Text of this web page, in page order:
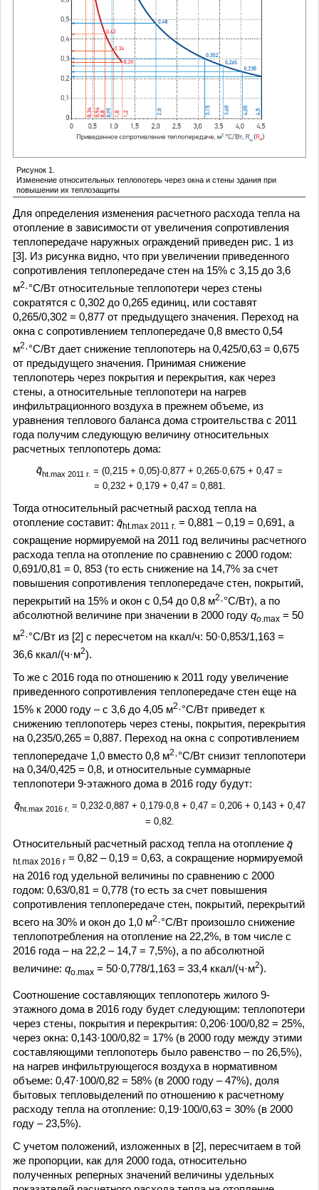
Рисунок 1.
Изменение относительных теплопотерь через окна и стены здания при
повышении их теплозащиты
Для определения изменения расчетного расхода тепла на
отопление в зависимости от увеличения сопротивления
теплопередаче наружных ограждений приведен рис. 1 из
[3]. Из рисунка видно, что при увеличении приведенного
сопротивления теплопередаче стен на 15% с 3,15 до 3,6
м2·°C/Вт относительные теплопотери через стены
сократятся с 0,302 до 0,265 единиц, или составят
0,265/0,302 = 0,877 от предыдущего значения. Переход на
окна с сопротивлением теплопередаче 0,8 вместо 0,54
м2·°C/Вт дает снижение теплопотерь на 0,425/0,63 = 0,675
от предыдущего значения. Принимая снижение
теплопотерь через покрытия и перекрытия, как через
стены, а относительные теплопотери на нагрев
инфильтрационного воздуха в прежнем объеме, из
уравнения теплового баланса дома строительства с 2011
года получим следующую величину относительных
расчетных теплопотерь дома:
ht .max 2011 г. = (0,215 + 0,05)·0,877 + 0,265·0,675 + 0,47 =
= 0,232 + 0,179 + 0,47 = 0,881.
Тогда относительный расчетный расход тепла на
отопление составит:
ht.max 2011 г. = 0,881 – 0,19 = 0,691, а
сокращение нормируемой на 2011 год величины расчетного
расхода тепла на отопление по сравнению с 2000 годом:
0,691/0,81 = 0, 853 (то есть снижение на 14,7% за счет
повышения сопротивления теплопередаче стен, покрытий,
перекрытий на 15% и окон с 0,54 до 0,8 м2·°C/Вт), а по
абсолютной величине при значении в 2000 году qо.max = 50
м2·°C/Вт из [2] с пересчетом на ккал/ч: 50·0,853/1,163 =
36,6 ккал/(ч·м2).
То же с 2016 года по отношению к 2011 году увеличение
приведенного сопротивления теплопередаче стен еще на
15% к 2000 году – с 3,6 до 4,05 м2·°C/Вт приведет к
снижению теплопотерь через стены, покрытия, перекрытия
на 0,235/0,265 = 0,887. Переход на окна с сопротивлением
теплопередаче 1,0 вместо 0,8 м2·°C/Вт снизит теплопотери
на 0,34/0,425 = 0,8, и относительные суммарные
теплопотери 9-этажного дома в 2016 году будут:
ht.max 2016 г. = 0,232·0,887 + 0,179·0,8 + 0,47 = 0,206 + 0,143 + 0,47
= 0,82.
Относительный расчетный расход тепла на отопление
ht.max 2016 г = 0,82 – 0,19 = 0,63, а сокращение нормируемой
на 2016 год удельной величины по сравнению с 2000
годом: 0,63/0,81 = 0,778 (то есть за счет повышения
сопротивления теплопередаче стен, покрытий, перекрытий
всего на 30% и окон до 1,0 м2·°C/Вт произошло снижение
теплопотребления на отопление на 22,2%, в том числе с
2016 года – на 22,2 – 14,7 = 7,5%), а по абсолютной
величине: qо.max = 50·0,778/1,163 = 33,4 ккал/(ч·м2).
Соотношение составляющих теплопотерь жилого 9-
этажного дома в 2016 году будет следующим: теплопотери
через стены, покрытия и перекрытия: 0,206·100/0,82 = 25%,
через окна: 0,143·100/0,82 = 17% (в 2000 году между этими
составляющими теплопотерь было равенство – по 26,5%),
на нагрев инфильтрующегося воздуха в нормативном
объеме: 0,47·100/0,82 = 58% (в 2000 году – 47%), доля
бытовых тепловыделений по отношению к расчетному
расходу тепла на отопление: 0,19·100/0,63 = 30% (в 2000
году – 23,5%).
С учетом положений, изложенных в [2], пересчитаем в той
же пропорции, как для 2000 года, относительно
полученных реперных значений величины удельных